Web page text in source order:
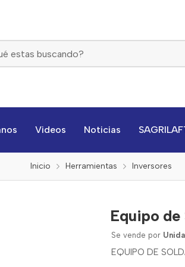
Videos Noticias
Inicio Herramientas Inversores
Equipo
Se vende por
EQUIPO DE